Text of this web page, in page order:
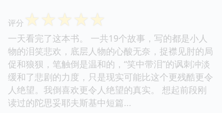
评分 ☆☆☆☆☆
一天看完了这本书。 一共19个故事，写的都是小人
物的泪笑悲欢，底层人物的心酸无奈，捉襟见肘的局
促和狼狈，笔触倒是温和的，“笑中带泪”的讽刺冲淡
缓和了悲剧的力度，只是现实可能比这个更残酷更令
人绝望。我倒喜欢更令人绝望的真实。 想起前段刚
读过的陀思妥耶夫斯基中短篇...